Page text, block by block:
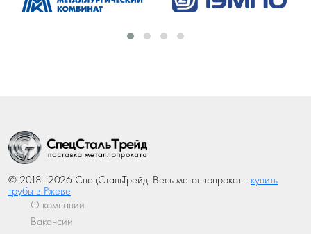
© 2018 -2026 СпецСтальТрейд. Весь металлопрокат - купить
трубы в Ржеве
О компании
Вакансии